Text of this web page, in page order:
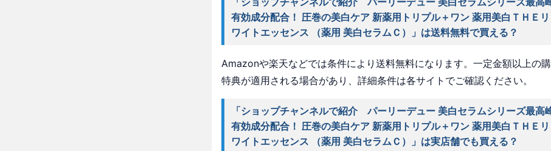
有効成分配合！ 圧巻の美白ケア 新薬用トリプル＋ワン 薬用美白ＴＨＥ
ワイトエッセンス （薬用 美白セラムＣ）」は送料無料で買える？
Amazonや楽天などでは条件により送料無料になります。一定金額以上の
特典が適用される場合があり、詳細条件は各サイトでご確認ください。
「ショップチャンネルで紹介 パーリーデュー 美白セラムシリーズ最高
有効成分配合！ 圧巻の美白ケア 新薬用トリプル＋ワン 薬用美白ＴＨＥ
ワイトエッセンス （薬用 美白セラムＣ）」は実店舗でも買える？